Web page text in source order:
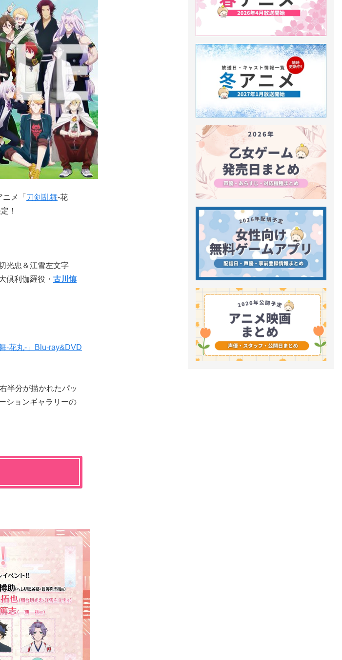
メ「 刀剣乱舞-花
！
光忠＆江雪左文字
倶利伽羅役・ 古川慎
-花丸-」Blu-ray&DVD
半分が描かれたパッ
ションギャラリーの